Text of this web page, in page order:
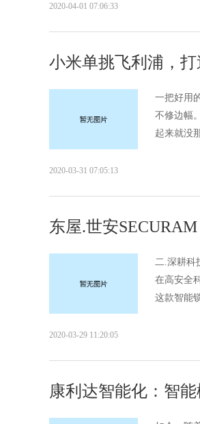
2020-04-01 07:06:33
小米单挑飞利浦，
一把好用
不修边幅
起来就没
2020-03-31 07:05:13
东屋.世安
二.深耕科
在高安全
这款智能
2020-03-29 11:20:05
康利达智能化：智